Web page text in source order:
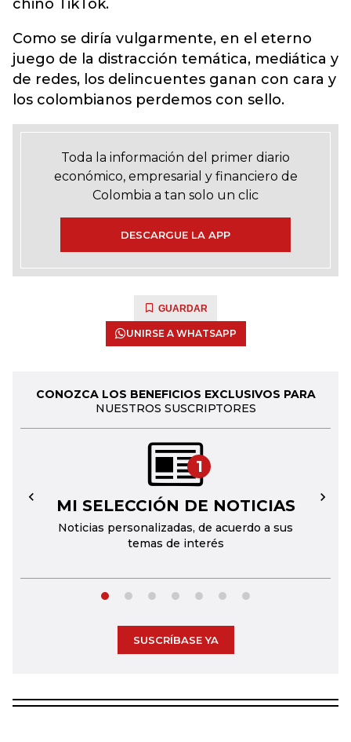
chino TikTok.
Como se diría vulgarmente, en el eterno
juego de la distracción temática, mediática y
de redes, los delincuentes ganan con cara y
los colombianos perdemos con sello.
Toda la información del primer diario
económico, empresarial y financiero de
Colombia a tan solo un clic
DESCARGUE LA APP
GUARDAR
UNIRSE A WHATSAPP
CONOZCA LOS BENEFICIOS EXCLUSIVOS PARA
NUESTROS SUSCRIPTORES
1
MI SELECCIÓN DE NOTICIAS
Noticias personalizadas, de acuerdo a sus
temas de interés
← →
SUSCRÍBASE YA